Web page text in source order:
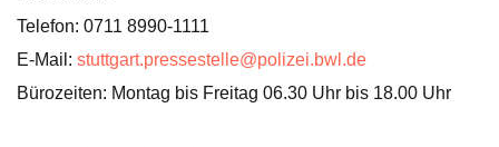
Telefon: 0711 8990-1111
E-Mail: stuttgart.pressestelle@polizei.bwl.de
Bürozeiten: Montag bis Freitag 06.30 Uhr bis 18.00 Uhr